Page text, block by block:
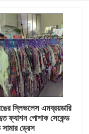
স্লিভলেস এমব্রয়ডারি
ফ্যাশন পোশাক সেকেন্ড
সামার ড্রেস